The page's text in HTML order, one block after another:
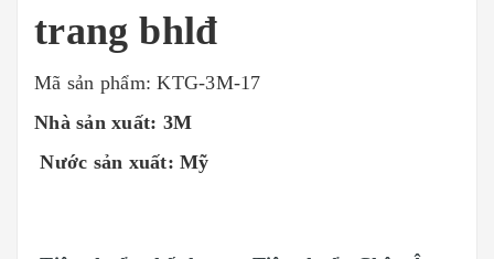
trang bhlđ
Mã sản phẩm: KTG-3M-17
Nhà sản xuất: 3M
Nước sản xuất: Mỹ